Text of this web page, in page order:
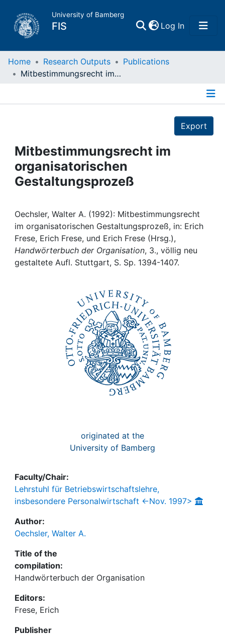
University of Bamberg
FIS Log In(current)
Home
Projects
People
Awards
My FIS
Home Research Outputs
Publications
Mitbestimmungsrecht im organisatorischen Gestaltungsprozeß
Export
Mitbestimmungsrecht im
organisatorischen
Gestaltungsprozeß
Oechsler, Walter A. (1992): Mitbestimmungsrecht
im organisatorischen Gestaltungsprozeß, in: Erich
Frese, Erich Frese, und Erich Frese (Hrsg.),
Handwörterbuch der Organisation, 3., völlig neu
gestaltete Aufl. Stuttgart, S. Sp. 1394-1407.
originated at the
University of Bamberg
Faculty/Chair:
Lehrstuhl für Betriebswirtschaftslehre,
insbesondere Personalwirtschaft <-Nov. 1997>
Author:
Oechsler, Walter A.
Title of the
compilation:
Handwörterbuch der Organisation
Editors:
Frese, Erich
Publisher